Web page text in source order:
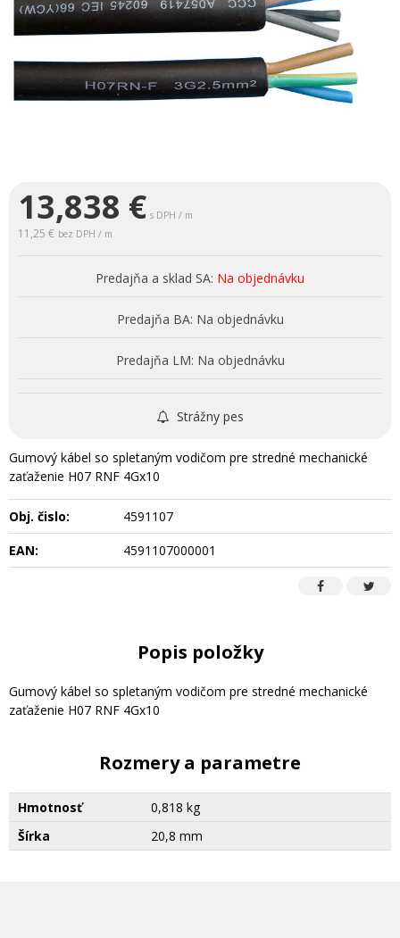
13,838 € s DPH / m
11,25 € bez DPH / m
Predajňa a sklad SA: Na objednávku
Predajňa BA: Na objednávku
Predajňa LM: Na objednávku
Strážny pes
Gumový kábel so spletaným vodičom pre stredné mechanické
zaťaženie H07 RNF 4Gx10
Obj. čislo:
4591107
EAN:
4591107000001
Popis položky
Gumový kábel so spletaným vodičom pre stredné mechanické
zaťaženie H07 RNF 4Gx10
Rozmery a parametre
Hmotnosť
0,818 kg
Šírka
20,8 mm